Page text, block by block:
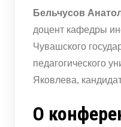
Бельчусов
доцент кафедры
Чувашского
педагогического
Яковлева,
О